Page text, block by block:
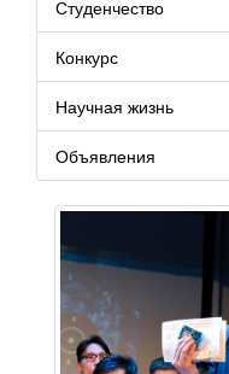
Студенчество
Конкурс
Научная жизнь
Объявления